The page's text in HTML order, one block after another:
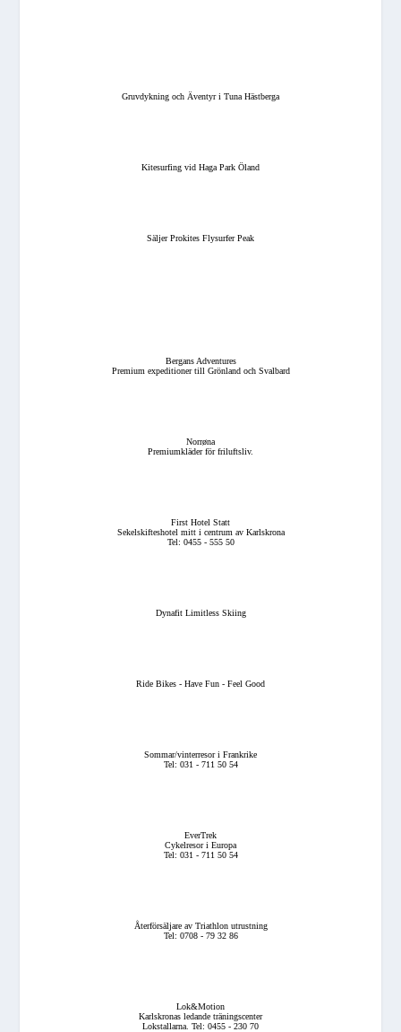
Gruvdykning och Äventyr i Tuna Hästberga
Kitesurfing vid Haga Park Öland
Säljer Prokites Flysurfer Peak
Bergans Adventures
Premium expeditioner till Grönland och Svalbard
Norrøna
Premiumkläder för friluftsliv.
First Hotel Statt
Sekelskifteshotel mitt i centrum av Karlskrona
Tel: 0455 - 555 50
Dynafit Limitless Skiing
Ride Bikes - Have Fun - Feel Good
Sommar/vinterresor i Frankrike
Tel: 031 - 711 50 54
EverTrek
Cykelresor i Europa
Tel: 031 - 711 50 54
Återförsäljare av Triathlon utrustning
Tel: 0708 - 79 32 86
Lok&Motion
Karlskronas ledande träningscenter
Lokstallarna. Tel: 0455 - 230 70